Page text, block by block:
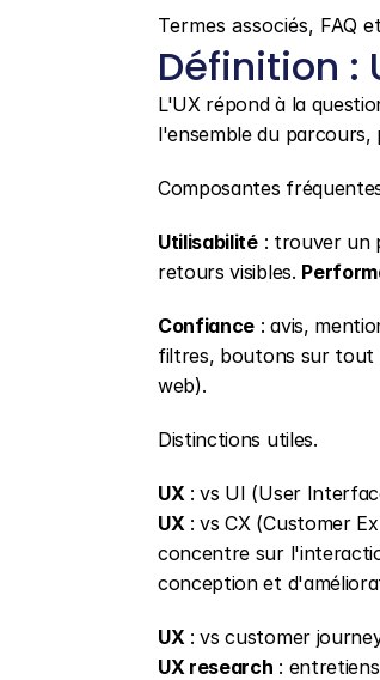
Termes associés, FAQ
Définition :
L'UX répond à la
l'ensemble du parcours,
Composantes
Utilisabilité : trouver un
retours visibles.
Confiance : avis,
filtres, boutons sur tout
web).
Distinctions utiles.
UX
UX : vs CX (Customer
concentre sur
conception et
UX
UX research :